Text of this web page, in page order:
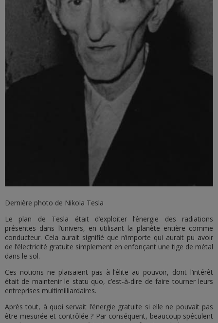
Dernière photo de Nikola Tesla
Le plan de Tesla était d’exploiter l’énergie des radiations
présentes dans l’univers, en utilisant la planète entière comme
conducteur. Cela aurait signifié que n’importe qui aurait pu avoir
de l’électricité gratuite simplement en enfonçant une tige de métal
dans le sol.
Ces notions ne plaisaient pas à l’élite au pouvoir, dont l’intérêt
était de maintenir le statu quo, c’est-à-dire de faire tourner leurs
entreprises multimilliardaires.
Après tout, à quoi servait l’énergie gratuite si elle ne pouvait pas
être mesurée et contrôlée ? Par conséquent, beaucoup spéculent